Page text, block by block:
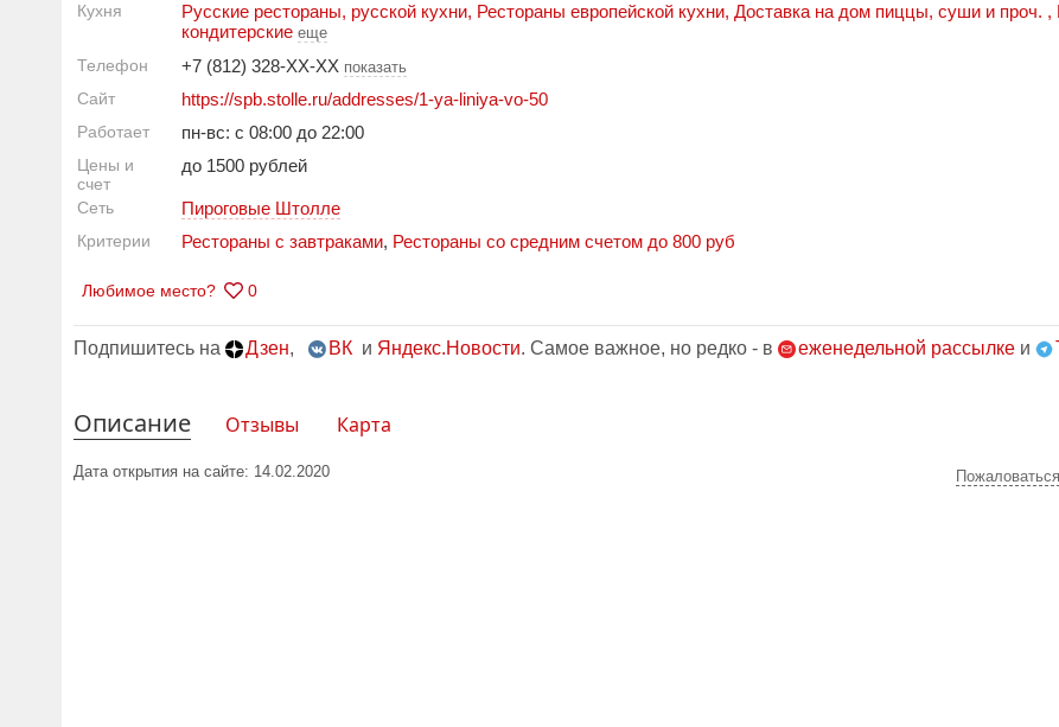
Кухня Русские рестораны, русской кухни, Рестораны европейской кухни, Доставка на дом пиццы, суши и проч. ,
кондитерские еще
Телефон +7 (812) 328-XX-XX показать
Сайт https://spb.stolle.ru/addresses/1-ya-liniya-vo-50
Работает пн-вс: с 08:00 до 22:00
Цены и
счет
до 1500 рублей
Сеть Пироговые Штолле
Критерии Рестораны с завтраками, Рестораны со средним счетом до 800 руб
Любимое место? 0
Подпишитесь на Дзен, ВК и Яндекс.Новости. Самое важное, но редко - в еженедельной рассылке и
Описание Отзывы Карта
Дата открытия на сайте: 14.02.2020 Пожаловаться